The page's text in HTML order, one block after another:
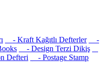
- Kraft Kağıtlı Defterler
-
- Design Terzi Dikiş
Defteri
- Postage Stamp